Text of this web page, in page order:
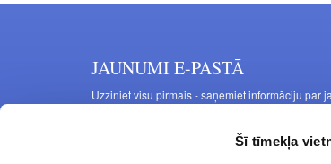
Šī tīmekļa
JAUNUMI E-PASTĀ
Uzziniet visu pirmais - saņemiet informāciju par